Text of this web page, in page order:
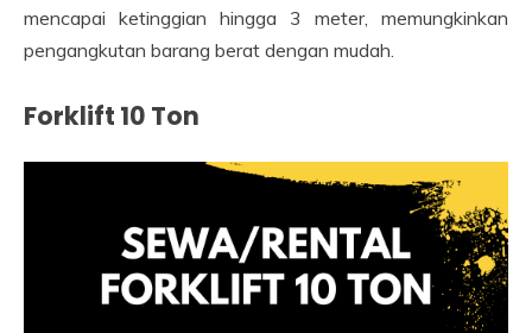
mencapai ketinggian hingga 3 meter, memungkinkan
pengangkutan barang berat dengan mudah.
Forklift 10 Ton